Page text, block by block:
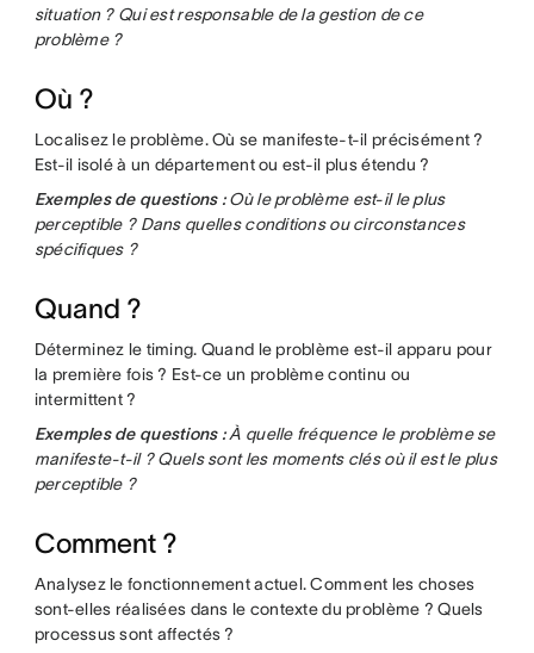
situation ? Qui est responsable de la gestion de ce
problème ?
Où ?
Localisez le problème. Où se manifeste-t-il précisément ?
Est-il isolé à un département ou est-il plus étendu ?
Exemples de questions :Où le problème est-il le plus
perceptible ? Dans quelles conditions ou circonstances
spécifiques ?
Quand ?
Déterminez le timing. Quand le problème est-il apparu pour
la première fois ? Est-ce un problème continu ou
intermittent ?
Exemples de questions :À quelle fréquence le problème se
manifeste-t-il ? Quels sont les moments clés où il est le plus
perceptible ?
Comment ?
Analysez le fonctionnement actuel. Comment les choses
sont-elles réalisées dans le contexte du problème ? Quels
processus sont affectés ?